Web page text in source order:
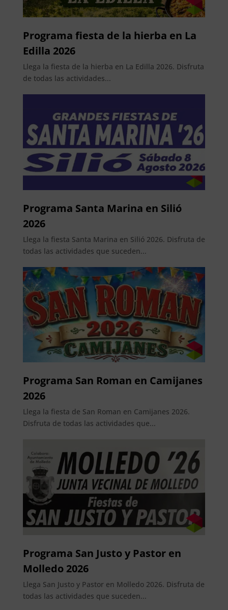
Programa fiesta de la hierba en La
Edilla 2026
Llega la fiesta de la hierba en La Edilla 2026. Disfruta
de todas las actividades...
Programa Santa Marina en Silió
2026
Llega la fiesta Santa Marina en Silió 2026. Disfruta de
todas las actividades que suceden...
Programa San Roman en Camijanes
2026
Llega la fiesta de San Roman en Camijanes 2026.
Disfruta de todas las actividades que...
Programa San Justo y Pastor en
Molledo 2026
Llega San Justo y Pastor en Molledo 2026. Disfruta de
todas las actividades que suceden...